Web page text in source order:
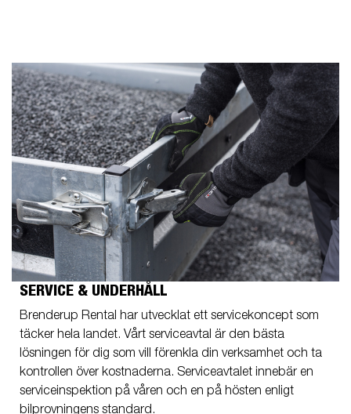
SERVICE & UNDERHÅLL
Brenderup Rental har utvecklat ett servicekoncept som
täcker hela landet. Vårt serviceavtal är den bästa
lösningen för dig som vill förenkla din verksamhet och ta
kontrollen över kostnaderna. Serviceavtalet innebär en
serviceinspektion på våren och en på hösten enligt
bilprovningens standard.